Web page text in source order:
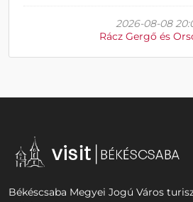
2026-08-08
Rácz Gergő és
Békéscsaba Megyei Jogú Város